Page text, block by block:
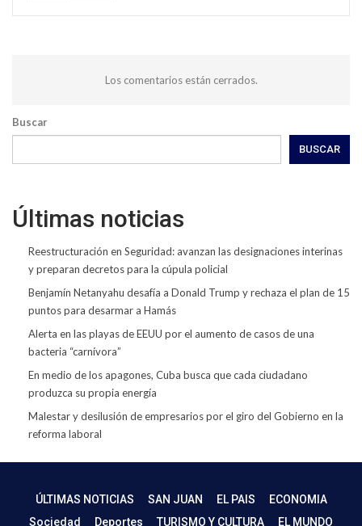
Los comentarios están cerrados.
Buscar
BUSCAR
Últimas noticias
Reestructuración en Seguridad: avanzan las designaciones interinas
y preparan decretos para la cúpula policial
Benjamín Netanyahu desafía a Donald Trump y rechaza el plan de 15
puntos para desarmar a Hamás
Alerta en las playas de EEUU por el aumento de casos de una
bacteria “carnívora”
En medio de los apagones, Cuba busca que cada ciudadano
produzca su propia energía
Malestar y desilusión de empresarios por el giro del Gobierno en la
reforma laboral
ÚLTIMAS NOTICIAS SAN JUAN EL PAIS
ECONOMIA
Sociedad
Deportes TURISMO Y CULTURA EL MUNDO